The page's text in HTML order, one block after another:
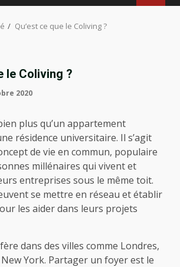
Qu’est ce que le Coliving ?
le Coliving ?
2020
plus qu’un appartement
résidence universitaire. Il s’agit
de vie en commun, populaire
millénaires qui vivent et
entreprises sous le même toit.
se mettre en réseau et établir
les aider dans leurs projets
dans des villes comme Londres,
York. Partager un foyer est le